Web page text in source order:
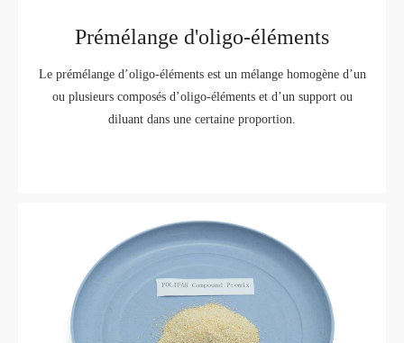
Prémélange d'oligo-éléments
Le prémélange d’oligo-éléments est un mélange homogène d’un
ou plusieurs composés d’oligo-éléments et d’un support ou
diluant dans une certaine proportion.